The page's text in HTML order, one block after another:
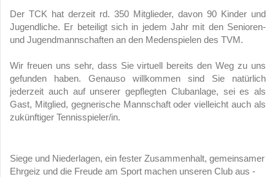
Der TCK hat derzeit rd. 350 Mitglieder, davon 90 Kinder und
Jugendliche. Er beteiligt sich in jedem Jahr mit den Senioren-
und Jugendmannschaften an den Medenspielen des TVM.
Wir freuen uns sehr, dass Sie virtuell bereits den Weg zu uns
gefunden haben. Genauso willkommen sind Sie natürlich
jederzeit auch auf unserer gepflegten Clubanlage, sei es als
Gast, Mitglied, gegnerische Mannschaft oder vielleicht auch als
zukünftiger Tennisspieler/in.
Siege und Niederlagen, ein fester Zusammenhalt, gemeinsamer
Ehrgeiz und die Freude am Sport machen unseren Club aus -